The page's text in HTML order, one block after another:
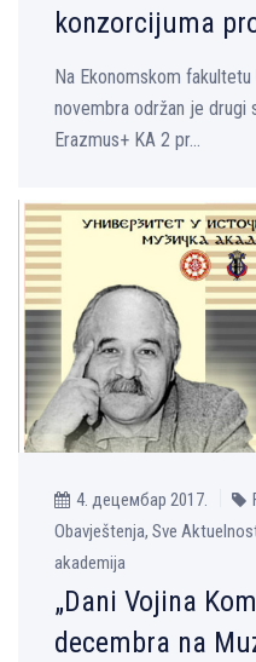
konzorcijuma
Na Ekonomskom
novembra održan je drugi
Erazmus+ KA 2 pr...
4. децембар 2017.
Obavještenja, Sve
akademija
„Dani Vojina
decembra na